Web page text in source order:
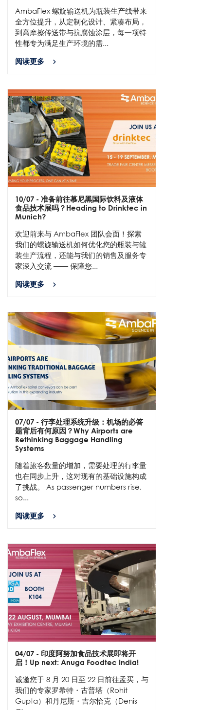
AmbaFlex 螺旋输送机为瓶装生产线带来
全方位提升，从定制化设计、紧凑布局，
到高摩擦传送带与抗腐蚀涂层，每一项特
性都专为满足生产环境的需...
阅读更多
10/07 - 准备前往慕尼黑国际饮料及液体
食品技术展吗？Heading to Drinktec in
Munich?
欢迎前来与 AmbaFlex 团队会面！探索
我们的螺旋输送机如何优化您的瓶装与罐
装生产流程，还能与我们的销售及服务专
家深入交流 —— 保障您...
阅读更多
07/07 - 行李处理系统升级：机场的必答
题背后有何原因？Why Airports are
Rethinking Baggage Handling
Systems
随着旅客数量的增加，需要处理的行李量
也在同步上升，这对现有的基础设施构成
了挑战。 As passenger numbers rise,
so...
阅读更多
04/07 - 印度阿努加食品技术展即将开
启！Up next: Anuga Foodtec India!
诚邀您于 8 月 20 日至 22 日前往孟买，与
我们的专家罗希特・古普塔（Rohit
Gupta）和丹尼斯・吉尔恰克（Denis